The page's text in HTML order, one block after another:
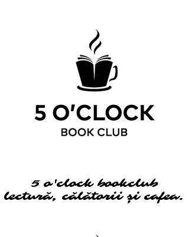
5 o'clock bookclub
lectură, călătorii și cafea.
5 o'clock bookclub
lectură, călătorii și cafea.